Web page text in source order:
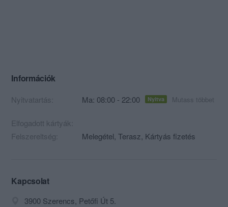
Információk
Nyitvatartás: Ma: 08:00 - 22:00 Nyitva Mutass többet
Elfogadott kártyák:
Felszereltség:
Melegétel, Terasz, Kártyás fizetés
Kapcsolat
3900 Szerencs, Petőfi Út 5.